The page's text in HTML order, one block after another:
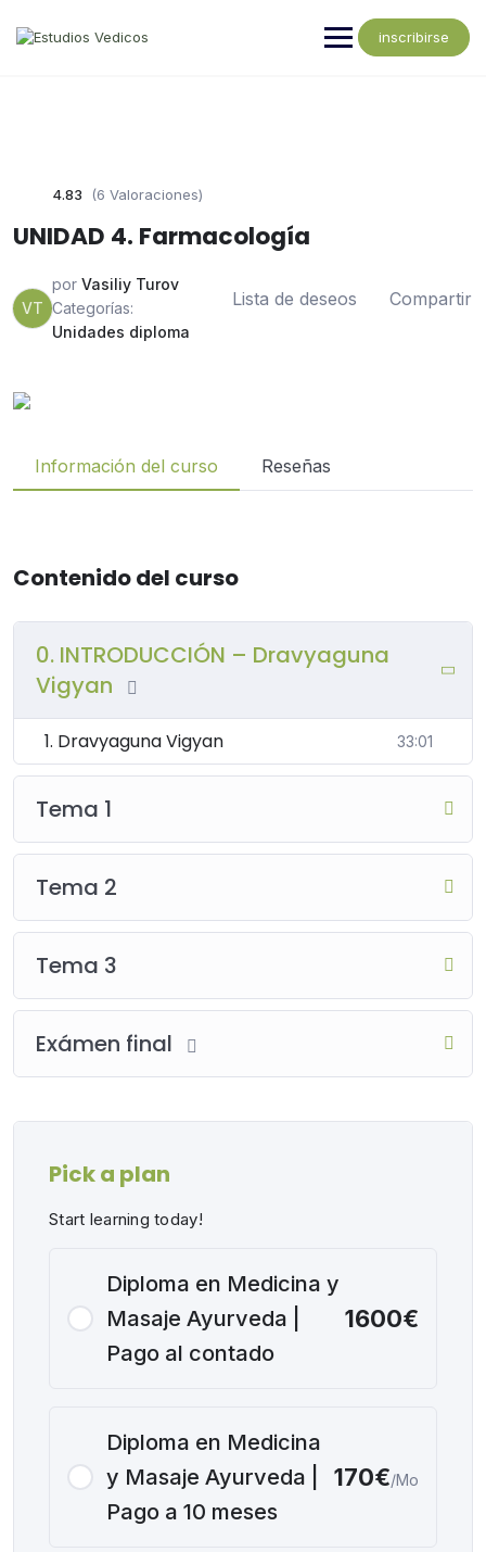
inscribirse
4.83 (6 Valoraciones)
UNIDAD 4. Farmacología
VT
por Vasiliy Turov
Categorías:
Unidades diploma
Lista de deseos Compartir
Información del curso Reseñas
Contenido del curso
0. INTRODUCCIÓN – Dravyaguna
Vigyan
1. Dravyaguna Vigyan 33:01
Tema 1
Tema 2
Tema 3
Exámen final
Pick a plan
Start learning today!
Diploma en Medicina y
Masaje Ayurveda |
Pago al contado
1600€
Diploma en Medicina
y Masaje Ayurveda |
Pago a 10 meses
170€/Mo